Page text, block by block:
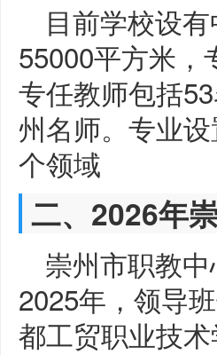
目前学校设
55000平方米，
专任教师包括
州名师。专业
个领域
二、2026年
崇州市职教
2025年，领导
都工贸职业技